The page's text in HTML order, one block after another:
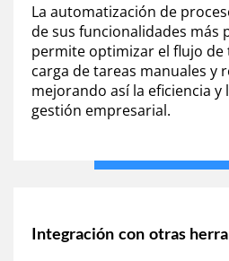
La automatización de
de sus funcionalidades más
permite optimizar el flujo
carga de tareas manuales y
mejorando así la eficiencia y
gestión empresarial.
Integración con otras